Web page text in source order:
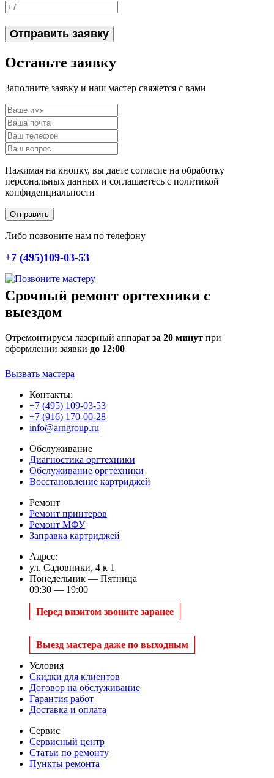
Отправить заявку
Оставьте заявку
Заполните заявку и наш мастер свяжется с вами
Нажимая на кнопку, вы даете согласие на обработку
персональных данных и соглашаетесь c политикой
конфиденциальности
Отправить
Либо позвоните нам по телефону
+7 (495)109-03-53
Срочный ремонт оргтехники с
выездом
Отремонтируем лазерный аппарат за 20 минут при
оформлении заявки до 12:00
Вызвать мастера
Контакты:
+7 (495) 109-03-53
+7 (916) 170-00-28
info@arngroup.ru
Обслуживание
Диагностика оргтехники
Обслуживание оргтехники
Восстановление картриджей
Ремонт
Ремонт принтеров
Ремонт МФУ
Заправка картриджей
Адрес:
ул. Садовники, 4 к 1
Понедельник — Пятница
09:30 — 19:00
Перед визитом звоните заранее
Выезд мастера даже по выходным
Условия
Скидки для клиентов
Договор на обслуживание
Гарантия работ
Доставка и оплата
Сервис
Сервисный центр
Статьи по ремонту
Пункты ремонта